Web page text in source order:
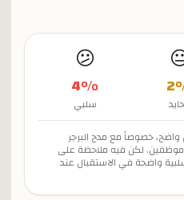
2
😕
4%
سلبي
واضح، خصوصاً مع مدح البرجر
لكن فيه ملاحظة على
واضحة في الاستقبال عند